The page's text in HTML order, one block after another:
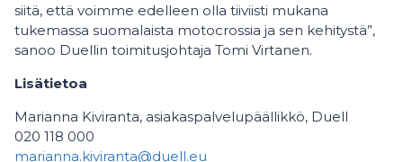
siitä, että voimme edelleen olla tiiviisti mukana
tukemassa suomalaista motocrossia ja sen kehitystä”,
sanoo Duellin toimitusjohtaja Tomi Virtanen.
Lisätietoa
Marianna Kiviranta, asiakaspalvelupäällikkö, Duell
020 118 000
marianna.kiviranta@duell.eu